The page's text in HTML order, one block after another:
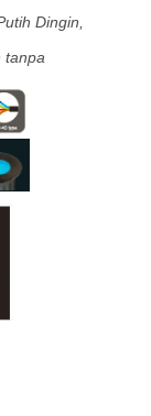
Dingin,
tanpa